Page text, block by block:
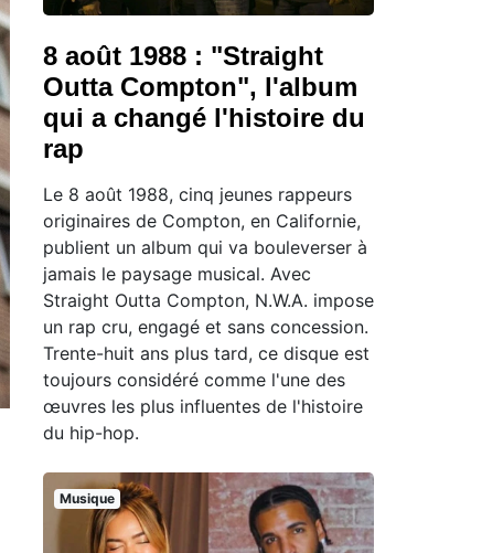
8 août 1988 : "Straight
Outta Compton", l'album
qui a changé l'histoire du
rap
Le 8 août 1988, cinq jeunes rappeurs
originaires de Compton, en Californie,
publient un album qui va bouleverser à
jamais le paysage musical. Avec
Straight Outta Compton, N.W.A. impose
un rap cru, engagé et sans concession.
Trente-huit ans plus tard, ce disque est
toujours considéré comme l'une des
œuvres les plus influentes de l'histoire
du hip-hop.
Musique